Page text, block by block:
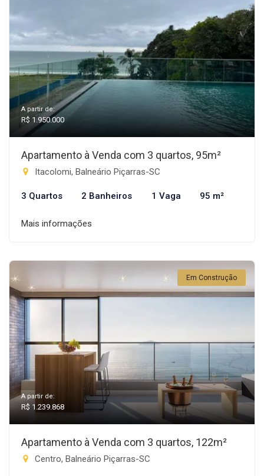
A partir de:
R$ 1.950.000
Apartamento à Venda com 3 quartos, 95m²
Itacolomi, Balneário Piçarras-SC
3 Quartos 2 Banheiros 1 Vaga 95 m²
Mais informações
Em Construção
A partir de:
R$ 1.239.868
Apartamento à Venda com 3 quartos, 122m²
Centro, Balneário Piçarras-SC